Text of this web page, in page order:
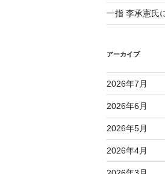
一指 李承憲氏
アーカイブ
2026年7月
2026年6月
2026年5月
2026年4月